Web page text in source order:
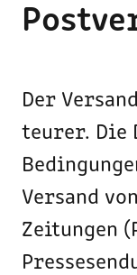
Der
teurer. Die
Versand
Zeitungen